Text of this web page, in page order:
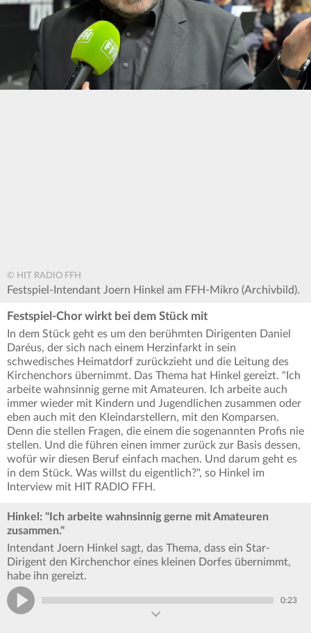
© HIT RADIO FFH
Festspiel-Intendant Joern Hinkel am FFH-Mikro (Archivbild).
Festspiel-Chor wirkt bei dem Stück mit
In dem Stück geht es um den berühmten Dirigenten Daniel
Daréus, der sich nach einem Herzinfarkt in sein
schwedisches Heimatdorf zurückzieht und die Leitung des
Kirchenchors übernimmt. Das Thema hat Hinkel gereizt. "Ich
arbeite wahnsinnig gerne mit Amateuren. Ich arbeite auch
immer wieder mit Kindern und Jugendlichen zusammen oder
eben auch mit den Kleindarstellern, mit den Komparsen.
Denn die stellen Fragen, die einem die sogenannten Profis nie
stellen. Und die führen einen immer zurück zur Basis dessen,
wofür wir diesen Beruf einfach machen. Und darum geht es
in dem Stück. Was willst du eigentlich?", so Hinkel im
Interview mit HIT RADIO FFH.
Hinkel: "Ich arbeite wahnsinnig gerne mit Amateuren
zusammen."
Intendant Joern Hinkel sagt, das Thema, dass ein Star-
Dirigent den Kirchenchor eines kleinen Dorfes übernimmt,
habe ihn gereizt.
0:23